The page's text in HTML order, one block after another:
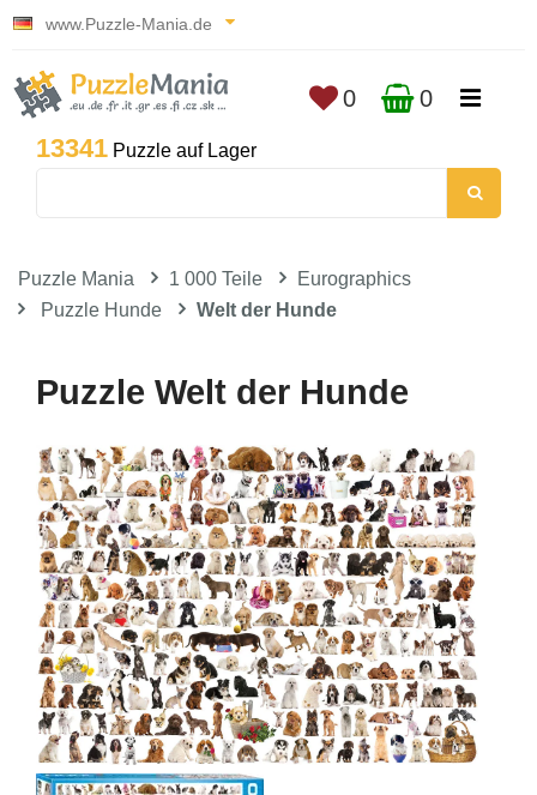
www.Puzzle-Mania.de
13341 Puzzle auf Lager
0 0
Puzzle Mania 1 000 Teile
Eurographics
Puzzle Hunde
Welt der Hunde
Puzzle Welt der Hunde